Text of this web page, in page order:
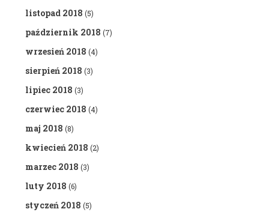
listopad 2018 (5)
październik 2018 (7)
wrzesień 2018 (4)
sierpień 2018 (3)
lipiec 2018 (3)
czerwiec 2018 (4)
maj 2018 (8)
kwiecień 2018 (2)
marzec 2018 (3)
luty 2018 (6)
styczeń 2018 (5)